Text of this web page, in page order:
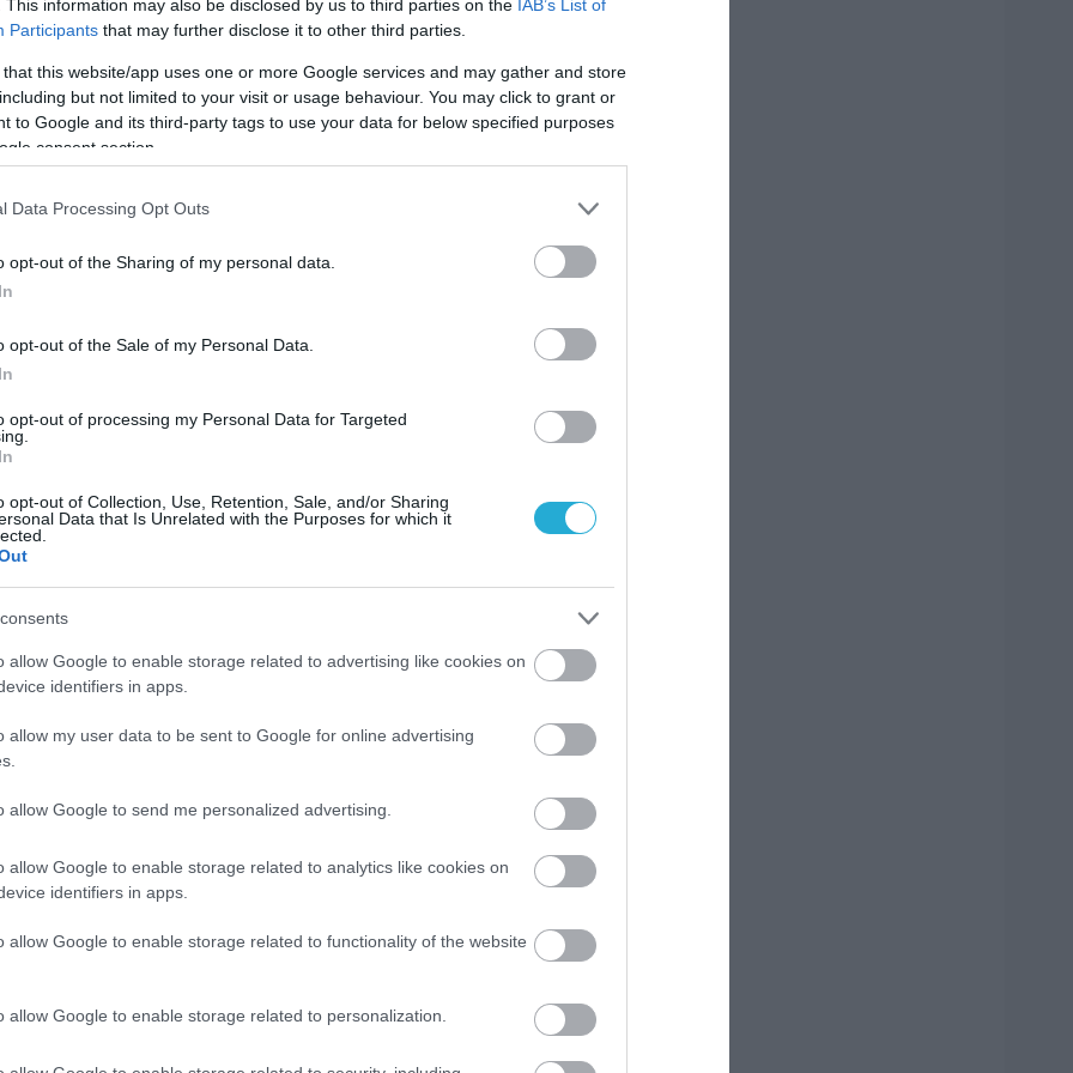
This information may also be disclosed by us to third parties on the IAB’s List of
Participants that may further disclose it to other third parties.
that this website/app uses one or more Google services and may gather and store
but not limited to your visit or usage behaviour. You may click to grant or
to Google and its third-party tags to use your data for below specified purposes
consent section.
Data Processing Opt Outs
opt-out of the Sharing of my personal data.
opt-out of the Sale of my Personal Data.
opt-out of processing my Personal Data for Targeted
opt-out of Collection, Use, Retention, Sale, and/or Sharing
Data that Is Unrelated with the Purposes for which it
allow Google to enable storage related to advertising like cookies on
identifiers in apps.
allow my user data to be sent to Google for online advertising
allow Google to send me personalized advertising.
allow Google to enable storage related to analytics like cookies on
identifiers in apps.
allow Google to enable storage related to functionality of the website
allow Google to enable storage related to personalization.
Κιορόγλου ζητά «σεβασμό στο
και της μνήμης του Χρήστου» και
αποχαιρέτησε τον φίλο του Χρήστο
της Δράμας ο Δημήτρης Κιορόγλου, ο
όταν, όπως έχει περιγράψει, τους επιτέθηκε
τα λεγόμενά του, ήταν αυτή που έριξε τον
όπου βρέθηκε χωρίς τις αισθήσεις του.
ζητά «σεβασμό στο πένθος της
του Χρήστου» και «να σταματήσουν οι
ένας πατέρας, ένας καθηγητής φυσικής
που σεβόταν όλα όσα τον